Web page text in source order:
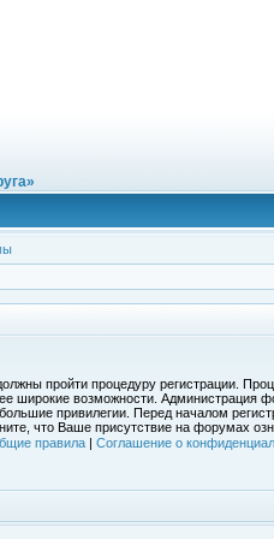
пройти процедуру регистрации.
широкие возможности. Администрация
привилегии. Перед началом
что Ваше присутствие на форумах
правила| Соглашение о